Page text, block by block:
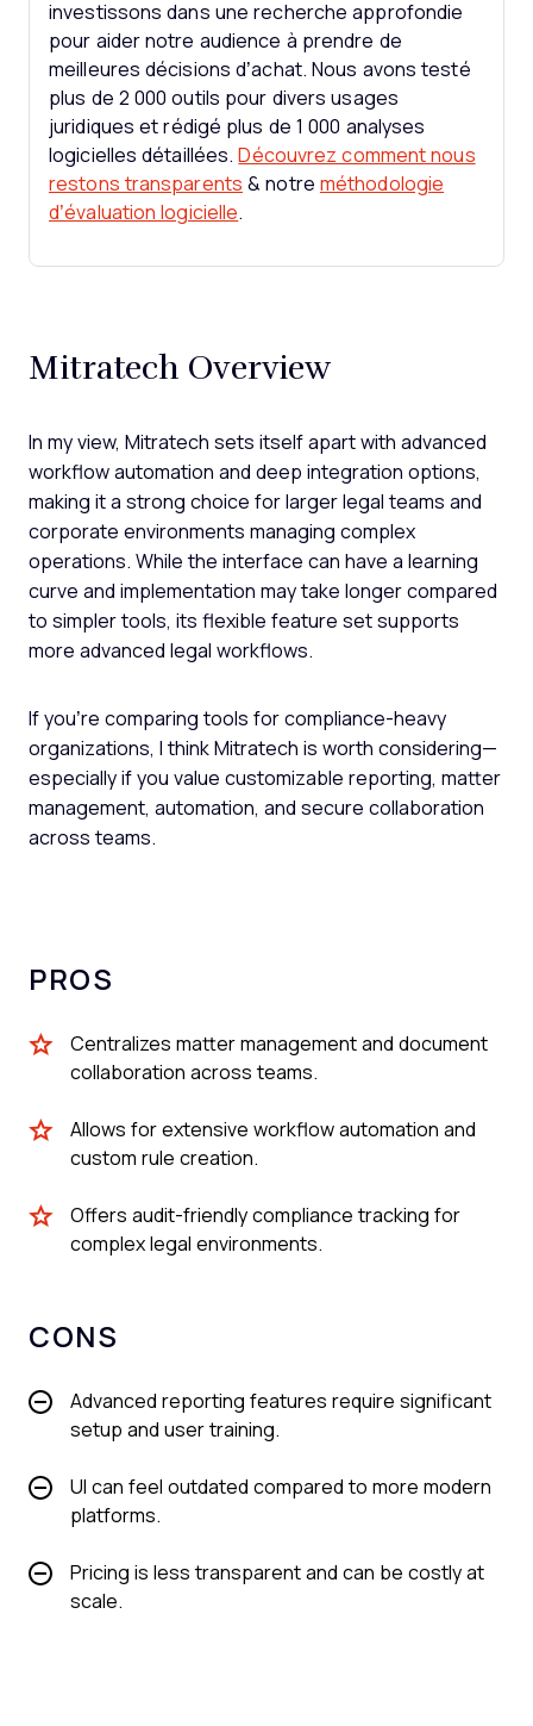
investissons dans une recherche approfondie
pour aider notre audience à prendre de
meilleures décisions d’achat. Nous avons testé
plus de 2 000 outils pour divers usages
juridiques et rédigé plus de 1 000 analyses
logicielles détaillées. Découvrez comment nous
restons transparents & notre méthodologie
d’évaluation logicielle.
Mitratech Overview
In my view, Mitratech sets itself apart with advanced
workflow automation and deep integration options,
making it a strong choice for larger legal teams and
corporate environments managing complex
operations. While the interface can have a learning
curve and implementation may take longer compared
to simpler tools, its flexible feature set supports
more advanced legal workflows.
If you’re comparing tools for compliance-heavy
organizations, I think Mitratech is worth considering—
especially if you value customizable reporting, matter
management, automation, and secure collaboration
across teams.
PROS
Centralizes matter management and document
collaboration across teams.
Allows for extensive workflow automation and
custom rule creation.
Offers audit-friendly compliance tracking for
complex legal environments.
CONS
Advanced reporting features require significant
setup and user training.
UI can feel outdated compared to more modern
platforms.
Pricing is less transparent and can be costly at
scale.